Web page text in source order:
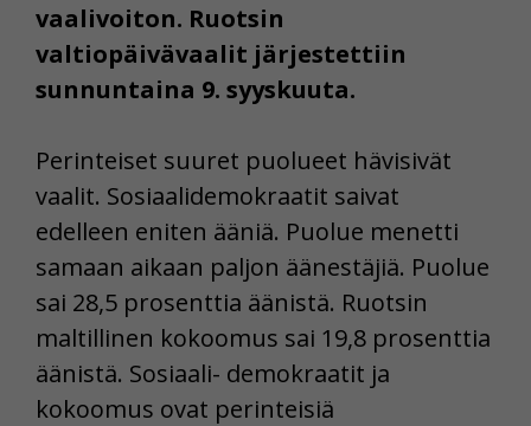
vaalivoiton. Ruotsin
valtiopäivävaalit järjestettiin
sunnuntaina 9. syyskuuta.
Perinteiset suuret puolueet hävisivät
vaalit. Sosiaalidemokraatit saivat
edelleen eniten ääniä. Puolue menetti
samaan aikaan paljon äänestäjiä. Puolue
sai 28,5 prosenttia äänistä. Ruotsin
maltillinen kokoomus sai 19,8 prosenttia
äänistä. Sosiaali- demokraatit ja
kokoomus ovat perinteisiä